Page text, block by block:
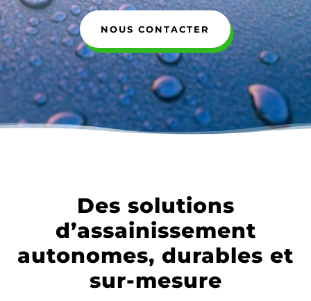
NOUS CONTACTER
Des solutions
d’assainissement
autonomes, durables et
sur-mesure